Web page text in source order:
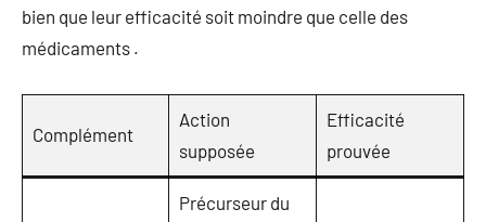
bien que leur efficacité soit moindre que celle des
médicaments .
Complément
Action
supposée
Efficacité
prouvée
Précurseur du